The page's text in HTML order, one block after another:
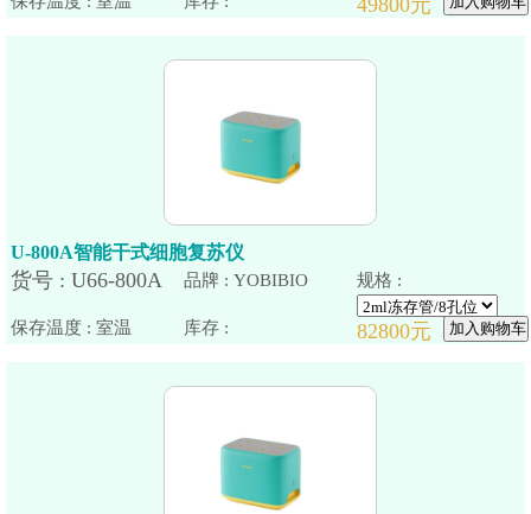
U-800A智能干式细胞复苏仪
品牌 : YOBIBIO 规格 :
保存温度 : 室温